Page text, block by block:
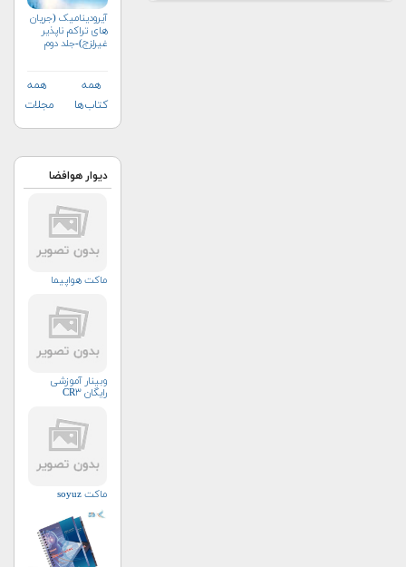
آیرودینامیک (جریان
های تراکم ناپذیر
غیرلزج)-جلد دوم
همه
کتاب‌ها
همه
مجلات
دیوار هوافضا
ماکت هواپیما
وبینار آموزشی
رایگان CR۳
ماکت soyuz